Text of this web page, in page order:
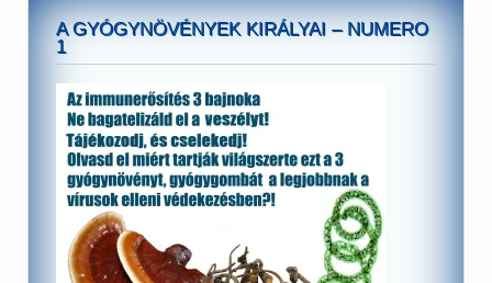
A GYÓGYNÖVÉNYEK KIRÁLYAI – NUMERO
1